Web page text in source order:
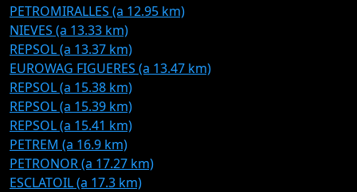
PETROMIRALLES (a 12.95 km)
NIEVES (a 13.33 km)
REPSOL (a 13.37 km)
EUROWAG FIGUERES (a 13.47 km)
REPSOL (a 15.38 km)
REPSOL (a 15.39 km)
REPSOL (a 15.41 km)
PETREM (a 16.9 km)
PETRONOR (a 17.27 km)
ESCLATOIL (a 17.3 km)